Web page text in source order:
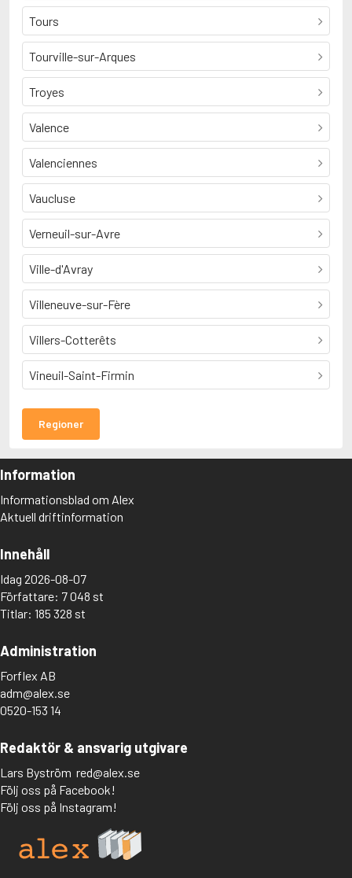
Tours
Tourville-sur-Arques
Troyes
Valence
Valenciennes
Vaucluse
Verneuil-sur-Avre
Ville-d'Avray
Villeneuve-sur-Fère
Villers-Cotterêts
Vineuil-Saint-Firmin
Regioner
Information
Informationsblad om Alex
Aktuell driftinformation
Innehåll
Idag 2026-08-07
Författare: 7 048 st
Titlar: 185 328 st
Administration
Forflex AB
adm@alex.se
0520-153 14
Redaktör & ansvarig utgivare
Lars Byström red@alex.se
Följ oss på Facebook!
Följ oss på Instagram!